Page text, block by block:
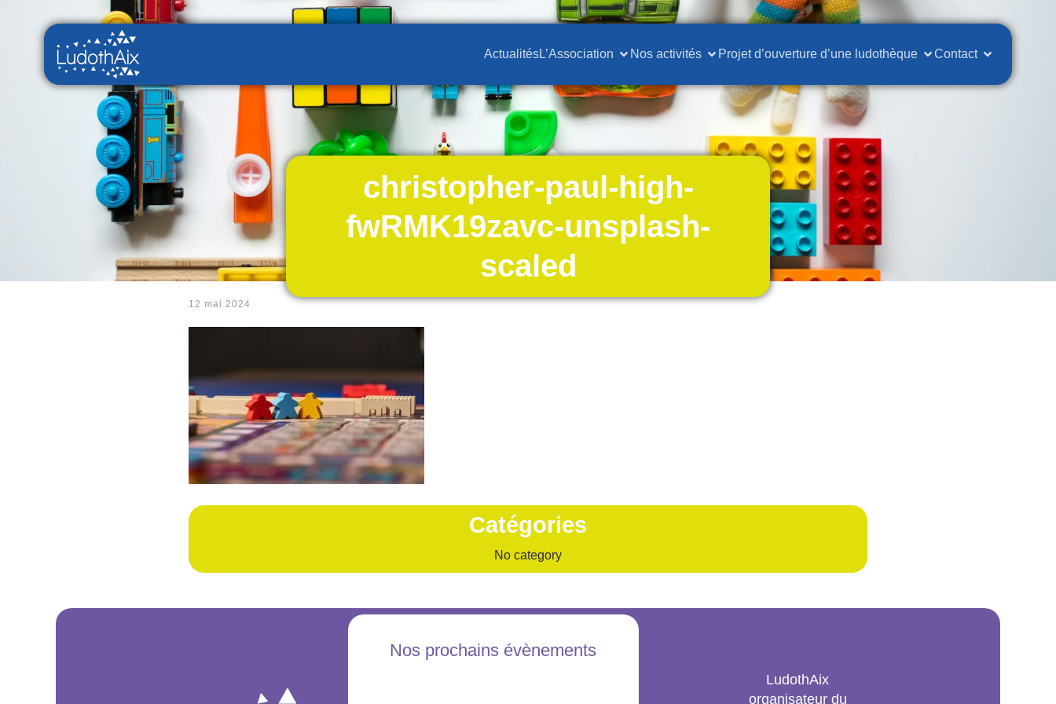
ActualitésL’Association Nos activités Projet d’ouverture d’une ludothèque Contact
christopher-paul-high-
fwRMK19zavc-unsplash-
scaled
12 mai 2024
Catégories
No category
Nos prochains évènements
LudothAix
organisateur du